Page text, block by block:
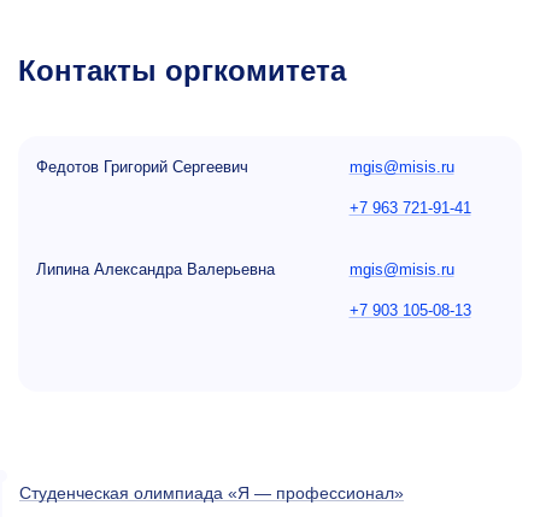
Контакты оргкомитета
Федотов Григорий Сергеевич mgis@misis.ru
+7 963 721-91-41
Липина Александра Валерьевна mgis@misis.ru
+7 903 105-08-13
Студенческая олимпиада «Я — профессионал»